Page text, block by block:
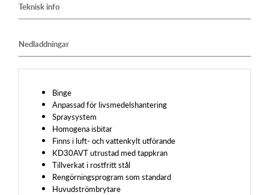
Teknisk info
Nedladdningar
Binge
Anpassad för livsmedelshantering
Spraysystem
Homogena isbitar
Finns i luft- och vattenkylt utförande
KD30AVT utrustad med tappkran
Tillverkat i rostfritt stål
Rengörningsprogram som standard
Huvudströmbrytare